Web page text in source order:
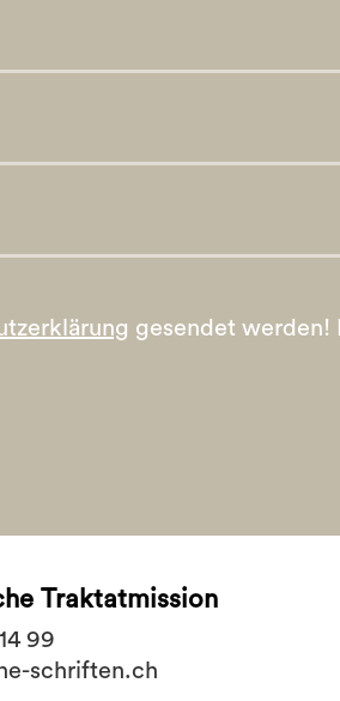
gesendet werden!
Traktatmission
99
schriften.ch